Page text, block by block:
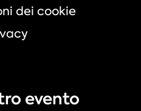
dei cookie
evento